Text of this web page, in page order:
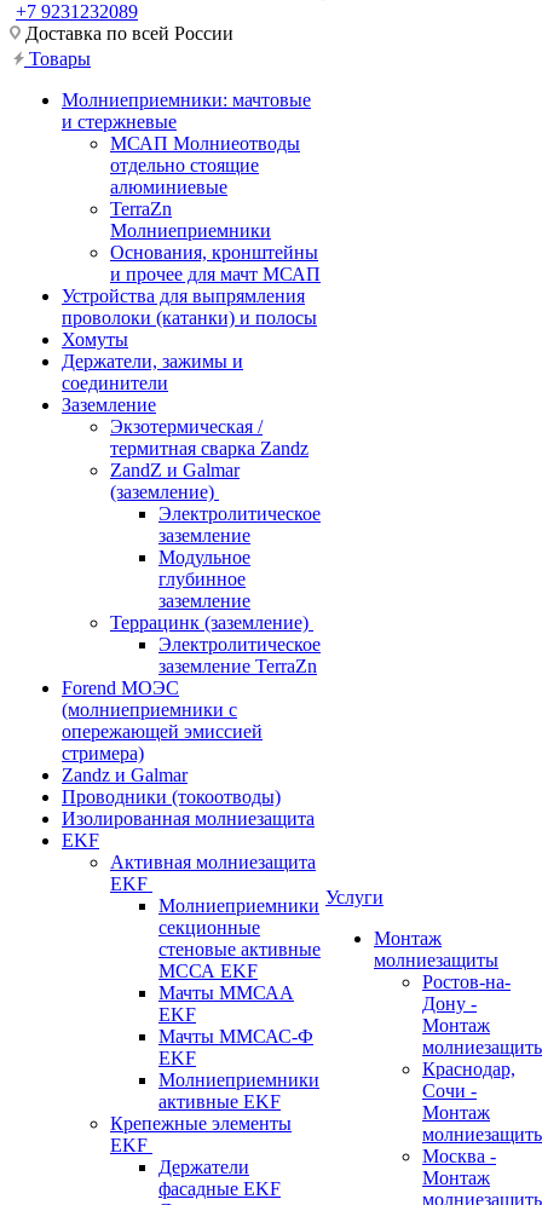
+7 9231232089
Доставка по всей России
Товары
Молниеприемники: мачтовые
и стержневые
МСАП Молниеотводы
отдельно стоящие
алюминиевые
TerraZn
Молниеприемники
Основания, кронштейны
и прочее для мачт МСАП
Устройства для выпрямления
проволоки (катанки) и полосы
Хомуты
Держатели, зажимы и
соединители
Заземление
Экзотермическая /
термитная сварка Zandz
ZandZ и Galmar
(заземление)
Электролитическое
заземление
Модульное
глубинное
заземление
Террацинк (заземление)
Электролитическое
заземление TerraZn
Forend МОЭС
(молниеприемники с
опережающей эмиссией
стримера)
Zandz и Galmar
Проводники (токоотводы)
Изолированная молниезащита
EKF
Активная молниезащита
EKF
Молниеприемники
секционные
стеновые активные
МССА EKF
Мачты ММСАА
EKF
Мачты ММСАС-Ф
EKF
Молниеприемники
активные EKF
Крепежные элементы
EKF
Держатели
фасадные EKF
Услуги
Монтаж
молниезащиты
Ростов-на-
Дону -
Монтаж
Краснодар,
Сочи -
Монтаж
Москва -
Монтаж